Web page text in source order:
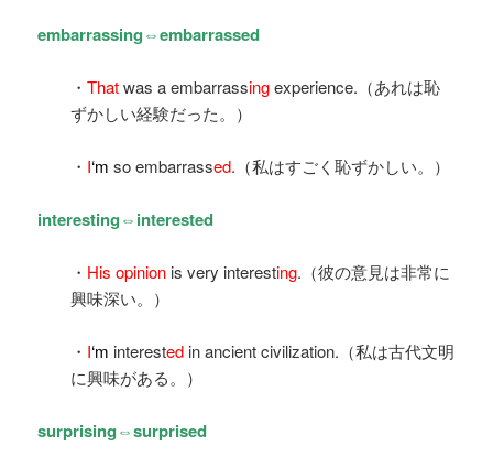
embarrassing⇔embarrassed
・Thatwas a embarrassingexperience.（あれは恥
ずかしい経験だった。）
・ I‘m so embarrassed.（私はすごく恥ずかしい。）
interesting⇔interested
・ His opinion is very interesting.（彼の意見は非常に
興味深い。）
・ I‘m interested in ancient civilization.（私は古代文明
に興味がある。）
surprising⇔surprised